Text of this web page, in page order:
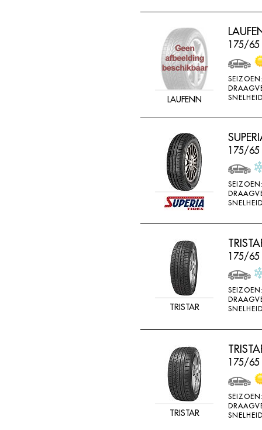
LAUFENN
175/65
175/65
TRISTAR
175/65
TRISTAR
175/65